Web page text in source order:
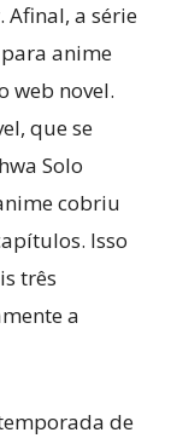
Afinal, a série
anime
web novel.
que se
Solo
cobriu
Isso
três
a
de